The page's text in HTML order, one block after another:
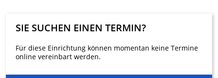
SIE SUCHEN EINEN TERMIN?
Für diese Einrichtung können momentan keine Termine
online vereinbart werden.